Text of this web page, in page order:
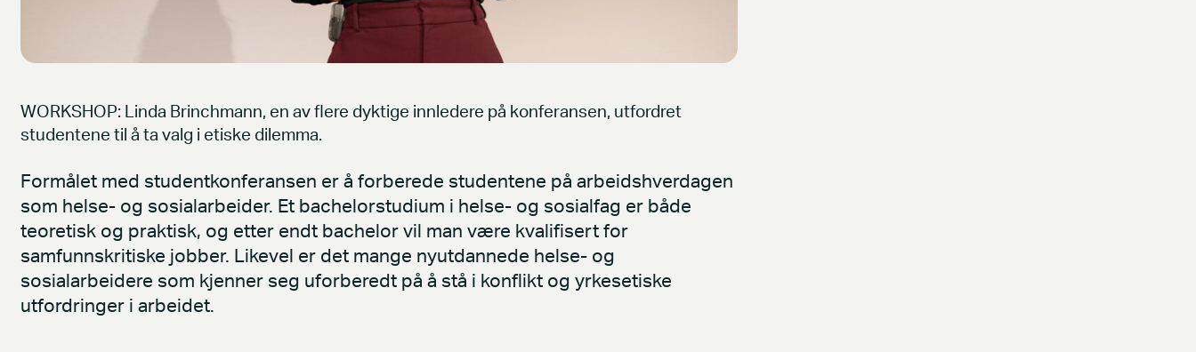
WORKSHOP: Linda Brinchmann, en av flere dyktige innledere på konferansen, utfordret
studentene til å ta valg i etiske dilemma.
Formålet med studentkonferansen er å forberede studentene på arbeidshverdagen
som helse- og sosialarbeider. Et bachelorstudium i helse- og sosialfag er både
teoretisk og praktisk, og etter endt bachelor vil man være kvalifisert for
samfunnskritiske jobber. Likevel er det mange nyutdannede helse- og
sosialarbeidere som kjenner seg uforberedt på å stå i konflikt og yrkesetiske
utfordringer i arbeidet.